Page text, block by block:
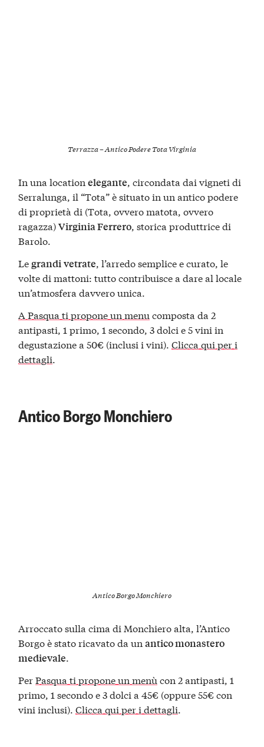
Terrazza – Antico Podere Tota Virginia
In una locationelegante, circondata dai vigneti di
Serralunga, il “Tota” è situato in un antico podere
di proprietà di (Tota, ovvero matota, ovvero
ragazza)Virginia Ferrero, storica produttrice di
Barolo.
Legrandivetrate, l’arredo semplice e curato, le
volte di mattoni: tutto contribuisce a dare al locale
un’atmosfera davvero unica.
A Pasqua ti propone un menu composta da 2
antipasti, 1 primo, 1 secondo, 3 dolci e 5 vini in
degustazione a 50€ (inclusi i vini).Clicca qui per i
dettagli.
Antico Borgo Monchiero
Antico Borgo Monchiero
Arroccato sulla cima di Monchiero alta, l’Antico
Borgo è stato ricavato da unantico monastero
medievale.
PerPasqua ti propone un menù con 2 antipasti, 1
primo, 1 secondo e 3 dolci a 45€ (oppure 55€ con
vini inclusi).Clicca qui per i dettagli.